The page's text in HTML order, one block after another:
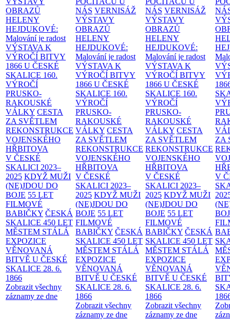
OBRAZŮ
HELENY
HEJDUKOVÉ:
Malování je radost
VÝSTAVA K
VÝROČÍ BITVY
1866 U ČESKÉ
SKALICE 160.
VÝROČÍ
PRUSKO-
RAKOUSKÉ
VÁLKY CESTA
ZA SVĚTLEM
REKONSTRUKCE
VOJENSKÉHO
HŘBITOVA
V ČESKÉ
SKALICI 2023–
2025 KDYŽ MUŽI
(NE)JDOU DO
BOJE 55 LET
FILMOVÉ
BABIČKY ČESKÁ
SKALICE 450 LET
MĚSTEM STÁLÁ
EXPOZICE
VĚNOVANÁ
BITVĚ U ČESKÉ
SKALICE 28. 6.
1866
Zobrazit všechny
záznamy ze dne
NÁS VERNISÁŽ
VÝSTAVY
OBRAZŮ
HELENY
HEJDUKOVÉ:
Malování je radost
VÝSTAVA K
VÝROČÍ BITVY
1866 U ČESKÉ
SKALICE 160.
VÝROČÍ
PRUSKO-
RAKOUSKÉ
VÁLKY CESTA
ZA SVĚTLEM
REKONSTRUKCE
VOJENSKÉHO
HŘBITOVA
V ČESKÉ
SKALICI 2023–
2025 KDYŽ MUŽI
(NE)JDOU DO
BOJE 55 LET
FILMOVÉ
BABIČKY ČESKÁ
SKALICE 450 LET
MĚSTEM STÁLÁ
EXPOZICE
VĚNOVANÁ
BITVĚ U ČESKÉ
SKALICE 28. 6.
1866
Zobrazit všechny
záznamy ze dne
NÁS VERNISÁŽ
VÝSTAVY
OBRAZŮ
HELENY
HEJDUKOVÉ:
Malování je radost
VÝSTAVA K
VÝROČÍ BITVY
1866 U ČESKÉ
SKALICE 160.
VÝROČÍ
PRUSKO-
RAKOUSKÉ
VÁLKY CESTA
ZA SVĚTLEM
REKONSTRUKCE
VOJENSKÉHO
HŘBITOVA
V ČESKÉ
SKALICI 2023–
2025 KDYŽ MUŽI
(NE)JDOU DO
BOJE 55 LET
FILMOVÉ
BABIČKY ČESKÁ
SKALICE 450 LET
MĚSTEM STÁLÁ
EXPOZICE
VĚNOVANÁ
BITVĚ U ČESKÉ
SKALICE 28. 6.
1866
Zobrazit všechny
záznamy ze dne
ZA
V